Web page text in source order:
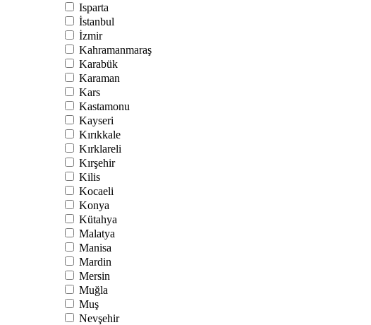
Isparta
İstanbul
İzmir
Kahramanmaraş
Karabük
Karaman
Kars
Kastamonu
Kayseri
Kırıkkale
Kırklareli
Kırşehir
Kilis
Kocaeli
Konya
Kütahya
Malatya
Manisa
Mardin
Mersin
Muğla
Muş
Nevşehir